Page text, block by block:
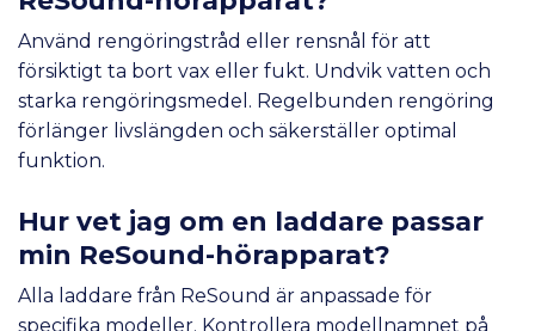
Använd rengöringstråd eller rensnål för att
försiktigt ta bort vax eller fukt. Undvik vatten och
starka rengöringsmedel. Regelbunden rengöring
förlänger livslängden och säkerställer optimal
funktion.
Hur vet jag om en laddare passar
min ReSound-hörapparat?
Alla laddare från ReSound är anpassade för
specifika modeller. Kontrollera modellnamnet på